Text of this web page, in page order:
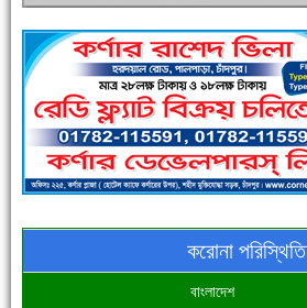
সিগমা ওয়েল ইন্ডাস্ট্রির মেকানিক ও গ্রাহক সভা
করোনা পরিস্থিতি
বাংলাদেশ